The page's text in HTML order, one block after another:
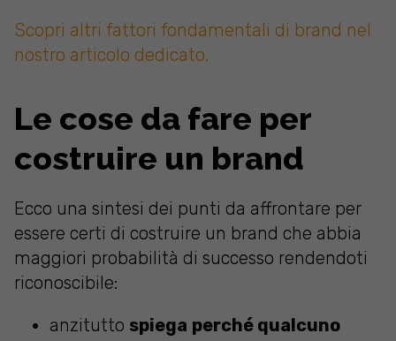
Scopri altri fattori fondamentali di brand nel
nostro articolo dedicato.
Le cose da fare per
costruire un brand
Ecco una sintesi dei punti da affrontare per
essere certi di costruire un brand che abbia
maggiori probabilità di successo rendendoti
riconoscibile:
anzitutto spiega perché qualcuno